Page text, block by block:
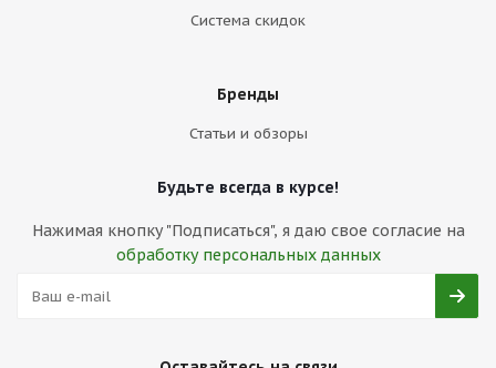
Система скидок
Бренды
Статьи и обзоры
Будьте всегда в курсе!
Нажимая кнопку "Подписаться", я даю свое согласие на
обработку персональных данных